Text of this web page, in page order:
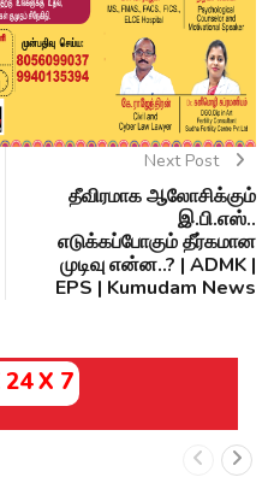
Next Post
தீவிரமாக ஆலோசிக்கும்
இ.பி.எஸ்..
எடுக்கப்போகும் தீர்கமான
முடிவு என்ன..? | ADMK |
EPS | Kumudam News
24 X 7